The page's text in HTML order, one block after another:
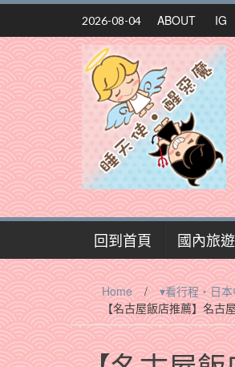
Skip
content
2026-08-04 ABOUT IG
回到首頁 國內旅遊
Home / ▾看行程‧日本
【名古屋飯店推薦】名古